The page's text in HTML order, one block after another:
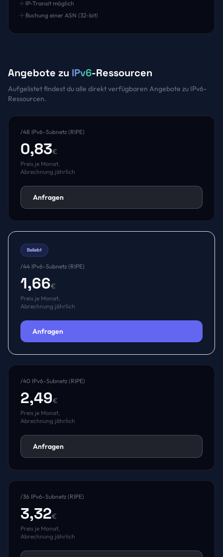
IP-Transit möglich
Buchung einer ASN (32-bit)
Angebote zu IPv6-Ressourcen
Aufgelistet findest du alle direkt verfügbaren Angebote zu IPv6-
Ressourcen.
/48 IPv6-Subnetz (RIPE)
0,83€
Preis je Monat,
Abrechnung jährlich
Anfragen
Beliebt
/44 IPv6-Subnetz (RIPE)
1,66€
Preis je Monat,
Abrechnung jährlich
Anfragen
/40 IPv6-Subnetz (RIPE)
2,49€
Preis je Monat,
Abrechnung jährlich
Anfragen
/36 IPv6-Subnetz (RIPE)
3,32€
Preis je Monat,
Abrechnung jährlich